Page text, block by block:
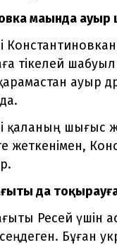
маңында
тікелей
ауыр
қаланың шығыс
жеткенімен,
да
Ресей үшін
Бұған